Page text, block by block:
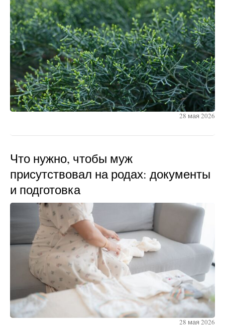
28 мая 2026
Что нужно, чтобы муж
присутствовал на родах: документы
и подготовка
28 мая 2026